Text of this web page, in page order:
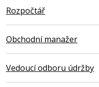
Rozpočtář
Obchodní manažer
Vedoucí odboru údržby